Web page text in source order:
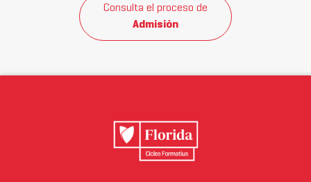
Consulta el proceso de
Admisión